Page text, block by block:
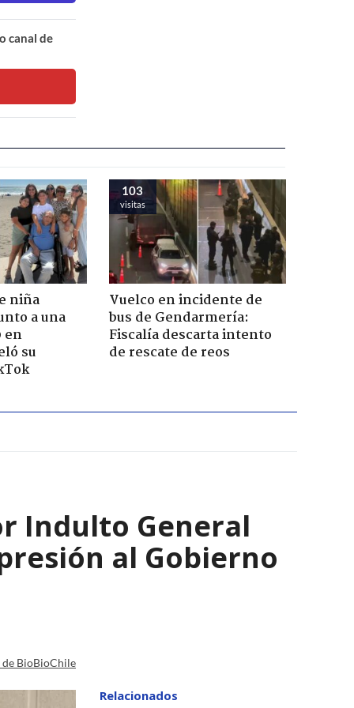
canal de
niña
a una
en
su
103
visitas
Vuelco en incidente de
bus de Gendarmería:
Fiscalía descarta intento
de rescate de reos
Indulto General
al Gobierno
BioBioChile
Relacionados